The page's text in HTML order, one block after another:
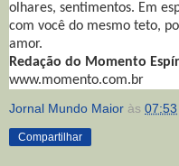
olhares, sentimentos. Em
com você do mesmo teto,
amor.
Redação do Momento
www.momento.com.br
Jornal Mundo Maior às 07:53
Compartilhar